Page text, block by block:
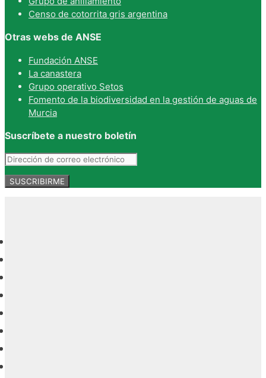
Censo de cotorrita gris argentina
Otras webs de ANSE
Fundación ANSE
La canastera
Grupo operativo Setos
Fomento de la biodiversidad en la gestión de aguas de
Murcia
Suscríbete a nuestro boletín